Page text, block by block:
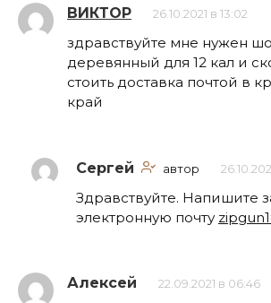
ВИКТОР 26.10.2021 в 13:02
здравствуйте мне нужен
деревянный для 12 кал и
стоить доставка почтой в
край
Сергей автор
Здравствуйте. Напишите
электронную почту
Алексей 22.09.2021 в 06:46